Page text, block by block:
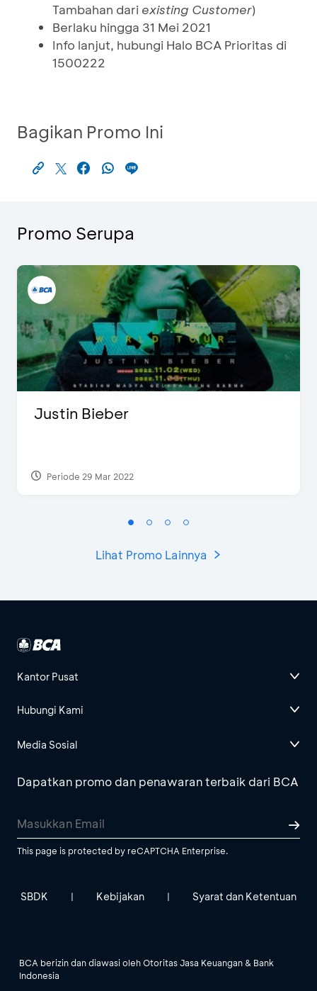
Tambahan dari existing Customer)
Berlaku hingga 31 Mei 2021
Info lanjut, hubungi Halo BCA Prioritas di
1500222
Bagikan Promo Ini
Promo Serupa
Justin Bieber
Periode 29 Mar 2022
Lihat Promo Lainnya
Kantor Pusat
Hubungi Kami
Media Sosial
Dapatkan promo dan penawaran terbaik dari BCA
This page is protected by reCAPTCHA Enterprise.
SBDK | Kebijakan | Syarat dan Ketentuan
BCA berizin dan diawasi oleh Otoritas Jasa Keuangan & Bank
Indonesia